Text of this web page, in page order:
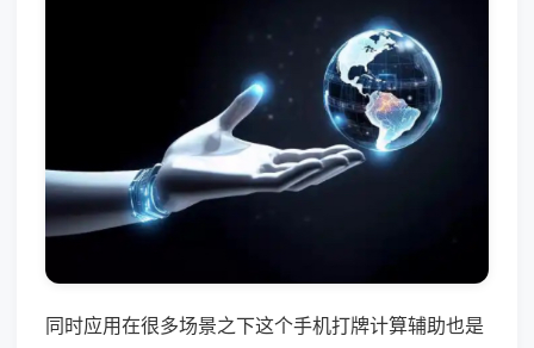
同时应用在很多场景之下这个手机打牌计算辅助也是